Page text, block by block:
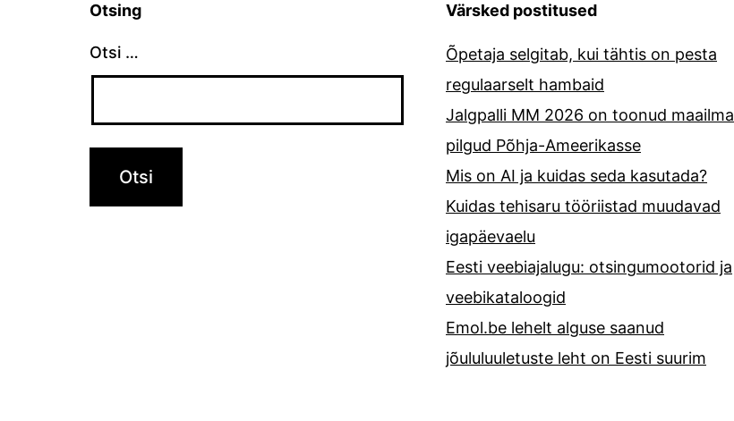
Otsing
Otsi …
Värsked postitused
Õpetaja selgitab, kui tähtis on pesta
regulaarselt hambaid
Jalgpalli MM 2026 on toonud maailma
pilgud Põhja-Ameerikasse
Mis on AI ja kuidas seda kasutada?
Kuidas tehisaru tööriistad muudavad
igapäevaelu
Eesti veebiajalugu: otsingumootorid ja
veebikataloogid
Emol.be lehelt alguse saanud
jõululuuletuste leht on Eesti suurim